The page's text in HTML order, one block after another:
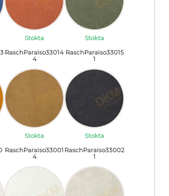
Stokta
Stokta
RaschParaiso33014
4
Stokta
RaschParaiso33015
1
Stokta
RaschParaiso33001
4
RaschParaiso33002
1